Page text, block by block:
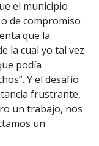
el municipio
de compromiso
que la
la cual yo tal vez
podía
Y el desafío
frustrante,
un trabajo, nos
un